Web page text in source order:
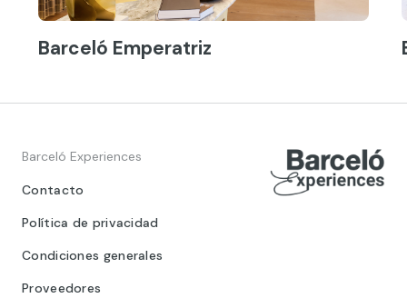
Barceló Emperatriz
Barceló Experiences
Contacto
Política de privacidad
Condiciones generales
Proveedores